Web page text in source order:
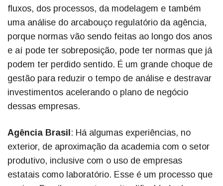
fluxos, dos processos, da modelagem e também
uma análise do arcabouço regulatório da agência,
porque normas vão sendo feitas ao longo dos anos
e aí pode ter sobreposição, pode ter normas que já
podem ter perdido sentido. É um grande choque de
gestão para reduzir o tempo de análise e destravar
investimentos acelerando o plano de negócio
dessas empresas.
Agência Brasil: Há algumas experiências, no
exterior, de aproximação da academia com o setor
produtivo, inclusive com o uso de empresas
estatais como laboratório. Esse é um processo que